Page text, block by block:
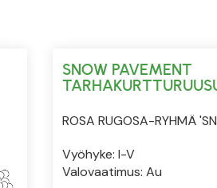
SNOW PAVEMENT
ROSA RUGOSA-RYHMÄ
Vyöhyke: I-V
Valovaatimus: Au